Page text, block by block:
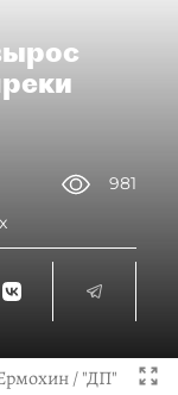
981
/ "ДП"